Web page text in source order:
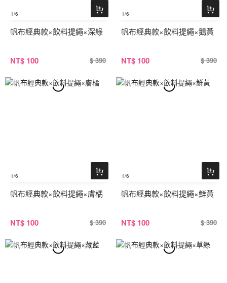
1/6
帆布經典款×飲料提繩×深綠
NT$ 100 $ 390
1/6
帆布經典款×飲料提繩×鵝黃
NT$ 100 $ 390
1/6
帆布經典款×飲料提繩×膚橘
NT$ 100 $ 390
1/6
帆布經典款×飲料提繩×鮮黃
NT$ 100 $ 390